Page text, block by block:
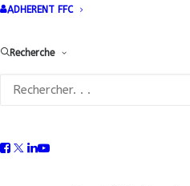
ADHERENT FFC
Recherche
se rendra à Solturans, Renault
de la région.
Les marques qui montent
exposants profiteront de